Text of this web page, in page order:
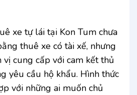
xe tự lái tại Kon Tum chưa
thuê xe có tài xế, nhưng
vị cung cấp với cam kết thủ
yêu cầu hộ khẩu. Hình thức
với những ai muốn chủ